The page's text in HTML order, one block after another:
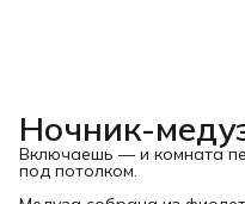
Ночник-
Включаешь — и комната
под потолком.